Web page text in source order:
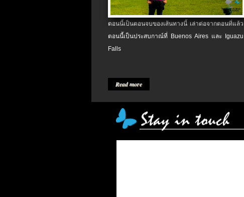
ตอนนี้เป็นตอนจบของเส้นทางนี้ เล่าต่อจากตอนที่แล้ว
ตอนนี้เป็นประสบกาณ์ที่ Buenos Aires และ Iguazu
Falls
Read more